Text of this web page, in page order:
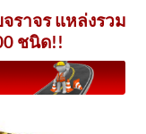
ราจร แหล่งรวม
ชนิด!!